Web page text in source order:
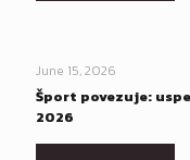
June 15, 2026
Šport povezuje:
2026